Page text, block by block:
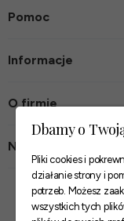
Pomoc
Informacje
O firmie
Nasze sklepy
Dbamy o
Pliki cookies i
działanie strony i
potrzeb. Możesz
wszystkich tych